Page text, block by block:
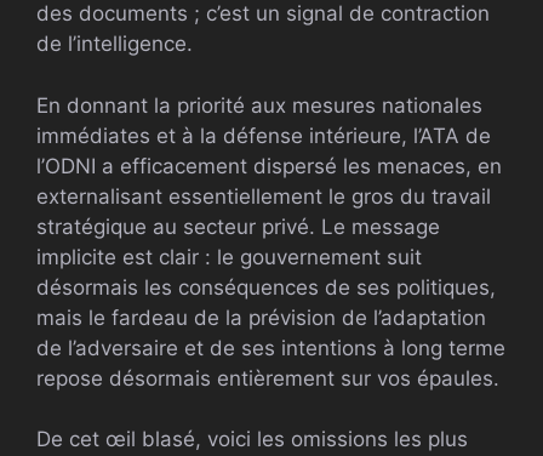
des documents ; c’est un signal de contraction
de l’intelligence.
En donnant la priorité aux mesures nationales
immédiates et à la défense intérieure, l’ATA de
l’ODNI a efficacement dispersé les menaces, en
externalisant essentiellement le gros du travail
stratégique au secteur privé. Le message
implicite est clair : le gouvernement suit
désormais les conséquences de ses politiques,
mais le fardeau de la prévision de l’adaptation
de l’adversaire et de ses intentions à long terme
repose désormais entièrement sur vos épaules.
De cet œil blasé, voici les omissions les plus